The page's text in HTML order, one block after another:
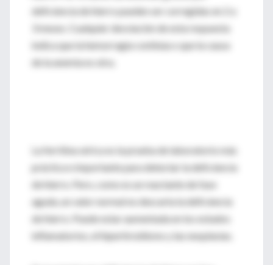
deficiencia de hierro pueden ser corregidas en 2 a
3 meses. Cualquier desviación de esta respuesta
indica que la hemorragia continúa o que la causa
de la anemia es otra.
La ferritina sérica es la prueba de laboratorio más
práctica e importante para detectar la deficiencia
de hierro. Pero, como es un reactante de fase
aguda, un valor normal no descarta la deficiencia
de hierro. Puede estar aumentada en los estados
inflamatorios, el hipertiroidismo y las neoplasias.